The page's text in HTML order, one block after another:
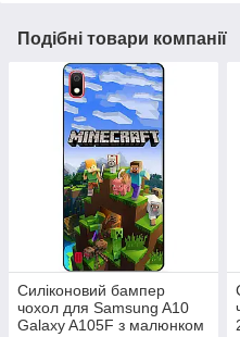
Подібні товари компанії
Силіконовий бампер
чохол для Samsung A10
Galaxy A105F з малюнком